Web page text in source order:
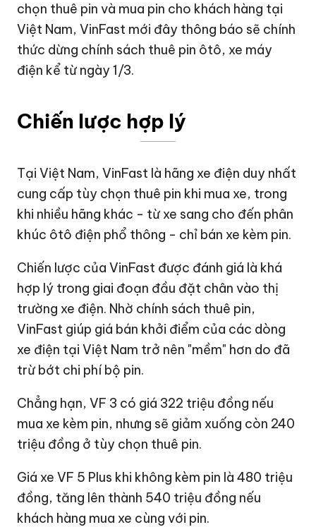
chọn thuê pin và mua pin cho khách hàng tại
Việt Nam,VinFast mới đây thông báo sẽ chính
thức dừng chính sách thuê pin ôtô, xe máy
điện kể từ ngày 1/3.
Chiến lược hợp lý
Tại Việt Nam, VinFast là hãng xe điện duy nhất
cung cấp tùy chọn thuê pin khi mua xe, trong
khi nhiều hãng khác - từ xe sang cho đến phân
khúc ôtô điện phổ thông - chỉ bán xe kèm pin.
Chiến lược của VinFast được đánh giá là khá
hợp lý trong giai đoạn đầu đặt chân vào thị
trường xe điện. Nhờ chính sách thuê pin,
VinFast giúp giá bán khởi điểm của các dòng
xe điện tại Việt Nam trở nên "mềm" hơn do đã
trừ bớt chi phí bộ pin.
Chẳng hạn, VF 3 có giá 322 triệu đồng nếu
mua xe kèm pin, nhưng sẽ giảm xuống còn 240
triệu đồng ở tùy chọn thuê pin.
Giá xe VF 5 Plus khi không kèm pin là 480 triệu
đồng, tăng lên thành 540 triệu đồng nếu
khách hàng mua xe cùng với pin.